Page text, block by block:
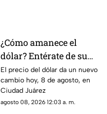
¿Cómo amanece el
dólar? Entérate de su
precio hoy, 8 de agosto,
en Ciudad Juárez
El precio del dólar da un nuevo
cambio hoy, 8 de agosto, en
Ciudad Juárez
agosto 08, 2026 12:03 a. m.